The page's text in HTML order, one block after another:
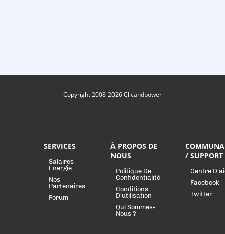
Copyright 2008-2026 Clicandpower
SERVICES
Salaires
Energie
Nos
Partenaires
Forum
À PROPOS DE
NOUS
Politique De
Confidentialité
Conditions
D'utilisation
Qui Sommes-
Nous ?
/ SUPPORT
Centre
Facebook
Twitter